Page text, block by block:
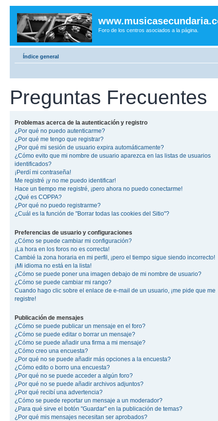
Foro de los centros asociados a la página.
Índice general
Preguntas Frecuentes
Problemas acerca de la autenticación y registro
¿Por qué no puedo autenticarme?
¿Por qué me tengo que registrar?
¿Por qué mi sesión de usuario expira automáticamente?
¿Cómo evito que mi nombre de usuario aparezca en las listas de usuarios
identificados?
¡Perdí mi contraseña!
Me registré ¡y no me puedo identificar!
Hace un tiempo me registré, ¡pero ahora no puedo conectarme!
¿Qué es COPPA?
¿Por qué no puedo registrarme?
¿Cuál es la función de "Borrar todas las cookies del Sitio"?
Preferencias de usuario y configuraciones
¿Cómo se puede cambiar mi configuración?
¡La hora en los foros no es correcta!
Cambié la zona horaria en mi perfil, ¡pero el tiempo sigue siendo incorrecto!
¡Mi idioma no está en la lista!
¿Cómo se puede poner una imagen debajo de mi nombre de usuario?
¿Cómo se puede cambiar mi rango?
Cuando hago clic sobre el enlace de e-mail de un usuario, ¡me pide que me
registre!
Publicación de mensajes
¿Cómo se puede publicar un mensaje en el foro?
¿Cómo se puede editar o borrar un mensaje?
¿Cómo se puede añadir una firma a mi mensaje?
¿Cómo creo una encuesta?
¿Por qué no se puede añadir más opciones a la encuesta?
¿Cómo edito o borro una encuesta?
¿Por qué no se puede acceder a algún foro?
¿Por qué no se puede añadir archivos adjuntos?
¿Por qué recibí una advertencia?
¿Cómo se puede reportar un mensaje a un moderador?
¿Para qué sirve el botón "Guardar" en la publicación de temas?
¿Por qué mis mensajes necesitan ser aprobados?